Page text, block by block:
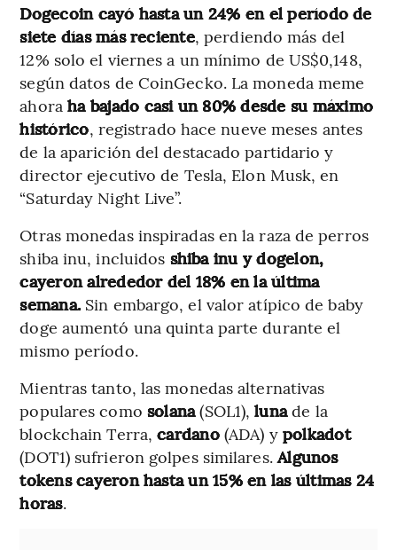
Dogecoin cayó hasta un 24% en el período de
siete días más reciente, perdiendo más del
12% solo el viernes a un mínimo de US$0,148,
según datos de CoinGecko. La moneda meme
ahora ha bajado casi un 80% desde su máximo
histórico, registrado hace nueve meses antes
de la aparición del destacado partidario y
director ejecutivo de Tesla, Elon Musk, en
“Saturday Night Live”.
Otras monedas inspiradas en la raza de perros
shiba inu, incluidos shiba inu y dogelon,
cayeron alrededor del 18% en la última
semana. Sin embargo, el valor atípico de baby
doge aumentó una quinta parte durante el
mismo período.
Mientras tanto, las monedas alternativas
populares como solana(SOL1),lunade la
blockchain Terra,cardano(ADA) ypolkadot
(DOT1) sufrieron golpes similares.Algunos
tokens cayeron hasta un 15% en las últimas 24
horas.